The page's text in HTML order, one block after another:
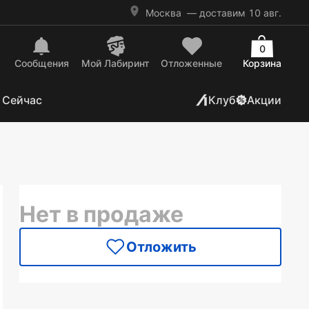
Москва — доставим 10 авг.
Сообщения Mой Лабиринт Отложенные Корзина
0
Клуб Акции
Нет в продаже
Отложить